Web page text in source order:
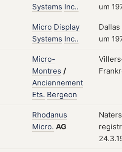
Systems Inc..
um
Micro Display
Systems Inc..
Dallas
um
Micro-
Montres /
Anciennement
Ets. Bergeon
Rhodanus
Micro. AG